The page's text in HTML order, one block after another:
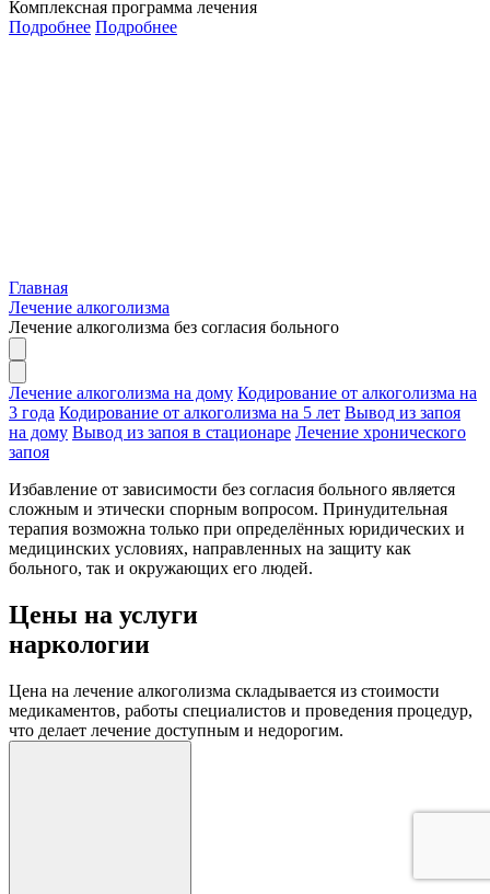
Комплексная программа лечения
Подробнее Подробнее
Главная
Лечение алкоголизма
Лечение алкоголизма без согласия больного
Лечение алкоголизма на дому Кодирование от алкоголизма на
3 года Кодирование от алкоголизма на 5 лет Вывод из запоя
на дому Вывод из запоя в стационаре Лечение хронического
запоя
Избавление от зависимости без согласия больного является
сложным и этически спорным вопросом. Принудительная
терапия возможна только при определённых юридических и
медицинских условиях, направленных на защиту как
больного, так и окружающих его людей.
Цены на услуги
наркологии
Цена на лечение алкоголизма складывается из стоимости
медикаментов, работы специалистов и проведения процедур,
что делает лечение доступным и недорогим.